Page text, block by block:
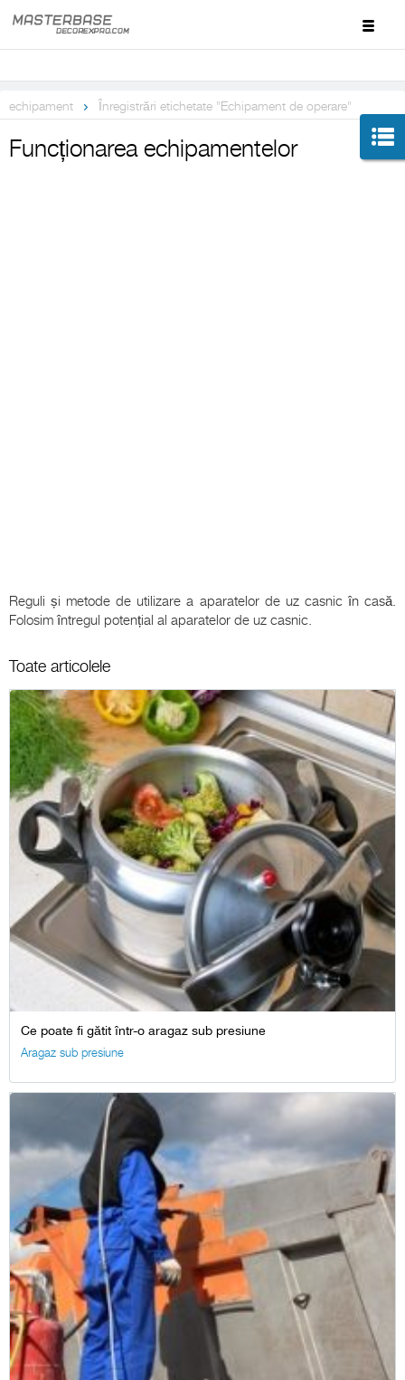
echipament Înregistrări etichetate "Echipament de operare"
Funcționarea echipamentelor
Reguli și metode de utilizare a aparatelor de uz casnic în casă.
Folosim întregul potențial al aparatelor de uz casnic.
Toate articolele
Ce poate fi gătit într-o aragaz sub presiune
Aragaz sub presiune